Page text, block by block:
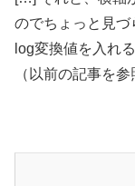
のでちょっと見
log変換値を入れ
（以前の記事を